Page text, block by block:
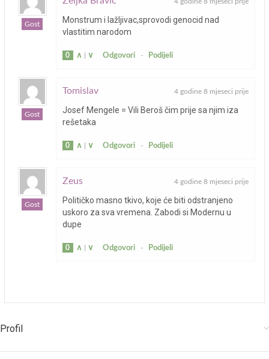
Gost
Monstrum i lažljivac,sprovodi genocid nad
vlastitim narodom
0 ∧ ∨ Odgovori- Podijeli
Gost
Tomislav 4 godine 8 mjeseci prije
Josef Mengele = Vili Beroš čim prije sa njim iza
rešetaka
0 ∧ ∨ Odgovori- Podijeli
Gost
Zeus 4 godine 8 mjeseci prije
Političko masno tkivo, koje će biti odstranjeno
uskoro za sva vremena. Zabodi si Modernu u
dupe
0 ∧ ∨ Odgovori- Podijeli
Profil